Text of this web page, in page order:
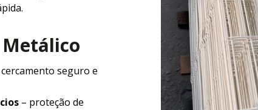
cercamento seguro e
– proteção de